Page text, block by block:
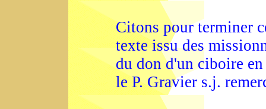
Citons pour terminer
texte issu des
du don d'un ciboire
le P. Gravier s.j.